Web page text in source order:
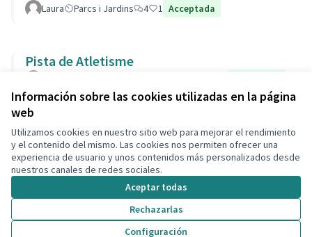
Información sobre las cookies utilizadas en la página
web
Utilizamos cookies en nuestro sitio web para mejorar el rendimiento
y el contenido del mismo. Las cookies nos permiten ofrecer una
experiencia de usuario y unos contenidos más personalizados desde
nuestros canales de redes sociales.
Aceptar todas
Rechazarlas
Configuración
Laura Parcs i Jardins 4 1 Acceptada
Pista de Atletisme
Términos y condiciones de uso
Configuración de cookies
Decidim Calafell en X
(Enlace externo)
Decidim Calafell en Facebook
Decidim Calafell en YouTube
Decidim Calafell en GitHub
(Enlace externo)
Con licencia
(Enlace